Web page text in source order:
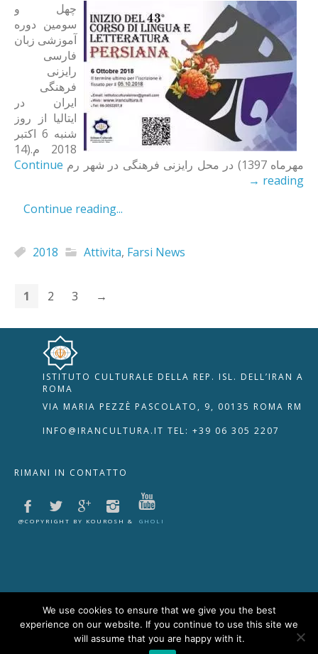
چهل و
سومین دوره
آموزشی زبان
فارسی
رایزنی
فرهنگی
ایران در
ایتالیا از روز
شنبه 6 اکتبر
2018 م.(14
مهرماه 1397) در محل رایزنی فرهنگی در شهر رم
Continue
reading
→
Continue reading...
2018 Attivita, Farsi News
1 2 3 →
ISTITUTO CULTURALE DELLA REP. ISL. DELL’IRAN A
ROMA
VIA MARIA PEZZÈ PASCOLATO, 9, 00135 ROMA RM
INFO@IRANCULTURA.IT TEL: +39 06 305 2207
RIMANI IN CONTATTO
@COPYRIGHT BY KOUROSH & GHOLI
We use cookies to ensure that we give you the best
experience on our website. If you continue to use this site we
will assume that you are happy with it.
RIPRISTINA 🇮🇹 🇬🇧
Disattiva Immagini
Evidenzia Link
Lettura Vocale
Leggi